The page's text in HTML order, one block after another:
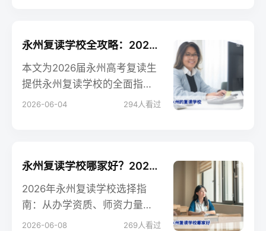
永州复读学校全攻略：2026届考生如何选择靠谱的高复机构？
本文为2026届永州高考复读生
提供永州复读学校的全面指
南，包括公办与民办学校对
2026-06-04 294人看过
永州复读学校哪家好？2026届永州高三复读学校选择指南
2026年永州复读学校选择指
南：从办学资质、师资力量、
提分效果三方面对比永州一中
2026-06-08 269人看过